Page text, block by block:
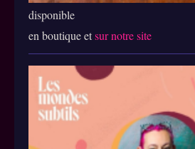
disponible
en boutique etsur notre site